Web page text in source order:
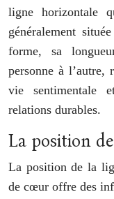
ligne horizontale
généralement
forme, sa
personne à l’autre,
vie sentimentale
relations durables.
La position
La position de la
de cœur offre des